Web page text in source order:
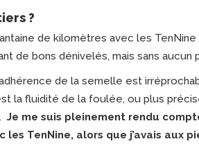
?
de kilomètres avec les
de bons dénivelés, mais sans aucun
de la semelle est
la fluidité de la foulée, ou plus
Je me suis pleinement rendu
les TenNine, alors que j’avais aux